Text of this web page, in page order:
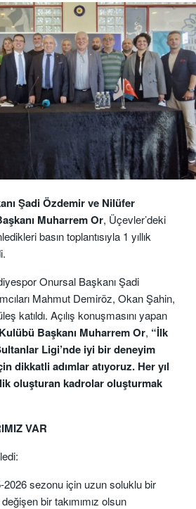
Şadi Özdemir ve Nilüfer
Muharrem Or, Üçevler’deki
basın toplantısıyla 1 yıllık
Onursal Başkanı Şadi
Mahmut Demiröz, Okan Şahin,
katıldı. Açılış konuşmasını yapan
Başkanı Muharrem Or, “İlk
Ligi’nde iyi bir deneyim
dikkatli adımlar atıyoruz. Her yıl
oluşturan kadrolar oluşturmak
VAR
2026 sezonu için uzun soluklu bir
bir takımımız olsun